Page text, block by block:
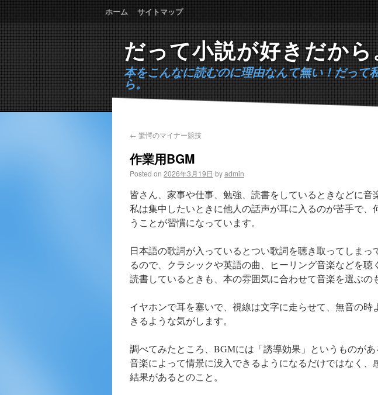
ホーム サイトマップ
だって小説が好きだから
本をこんなに読むのに理由なんて無い！だって
ら。
← 驚愕のマイナー競技
作業用BGM
Posted on 2026年3月19日 byadmin
皆さん、家事や仕事、勉強、読書をしているときなどに音
私は集中したいときに他人の話声が耳に入るのが苦手で、
うことが習慣になっています。
日本語の歌詞が入っているとつい歌詞を聴き取ってしま
るので、クラシックや英語の曲、ヒーリング音楽などを聴
読書しているときも、本の雰囲気に合わせて音楽を選ぶの
イヤホンで耳を塞いで、視線は文字に走らせて、無音の
きるような気がします。
調べてみたところ、BGMには「誘導効果」というものがあ
音楽によって情景に没入できるようになるだけではなく、
結果があるとのこと。